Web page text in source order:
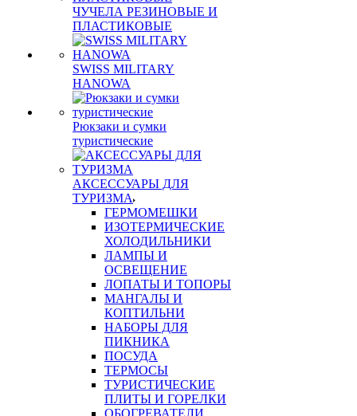
ЧУЧЕЛА РЕЗИНОВЫЕ И
ПЛАСТИКОВЫЕ
SWISS MILITARY
HANOWA
Рюкзаки и сумки
туристические
АКСЕССУАРЫ ДЛЯ
ТУРИЗМА
ГЕРМОМЕШКИ
ИЗОТЕРМИЧЕСКИЕ
ХОЛОДИЛЬНИКИ
ЛАМПЫ И
ОСВЕЩЕНИЕ
ЛОПАТЫ И ТОПОРЫ
МАНГАЛЫ И
КОПТИЛЬНИ
НАБОРЫ ДЛЯ
ПИКНИКА
ПОСУДА
ТЕРМОСЫ
ТУРИСТИЧЕСКИЕ
ПЛИТЫ И ГОРЕЛКИ
ОБОГРЕВАТЕЛИ